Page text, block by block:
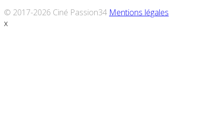
© 2017-2026 Ciné Passion34 Mentions légales
x